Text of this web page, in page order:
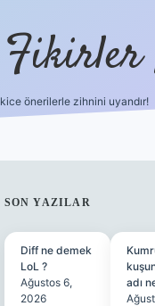
Fikirler
önerilerle zihnini uyandır!
SIDEBAR
SON YAZILAR
Diff ne demek
LoL ?
Ağustos 6,
2026
adı